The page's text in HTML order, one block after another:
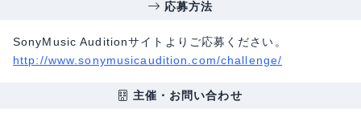
応募方法
SonyMusic Auditionサイトよりご応募ください。
http://www.sonymusicaudition.com/challenge/
主催・お問い合わせ